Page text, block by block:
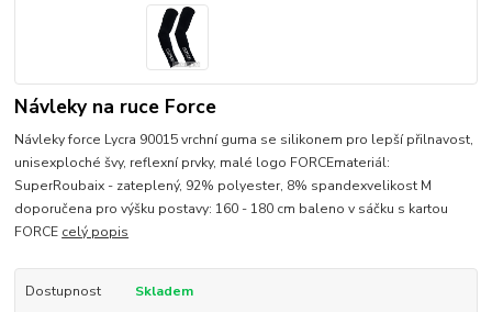
Návleky na ruce Force
Návleky force Lycra 90015 vrchní guma se silikonem pro lepší přilnavost,
unisexploché švy, reflexní prvky, malé logo FORCEmateriál:
SuperRoubaix - zateplený, 92% polyester, 8% spandexvelikost M
doporučena pro výšku postavy: 160 - 180 cm baleno v sáčku s kartou
FORCE celý popis
Dostupnost
Skladem